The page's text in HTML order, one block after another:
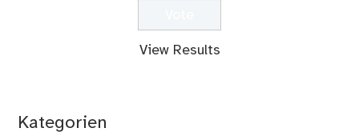
View Results
Kategorien